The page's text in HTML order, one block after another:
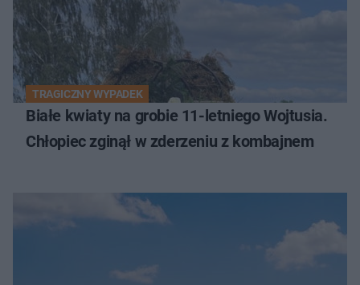
TRAGICZNY WYPADEK
Białe kwiaty na grobie 11-letniego Wojtusia.
Chłopiec zginął w zderzeniu z kombajnem